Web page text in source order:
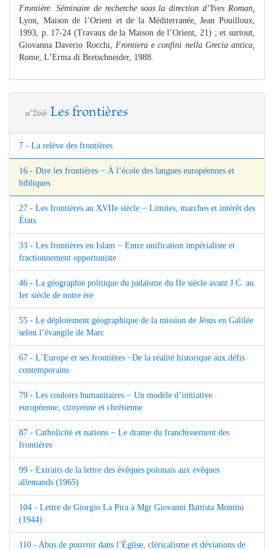
Frontière. Séminaire de recherche sous la direction d’Yves Roman,
Lyon, Maison de l’Orient et de la Méditerranée, Jean Pouilloux,
1993, p. 17-24 (Travaux de la Maison de l’Orient, 21) ; et surtout,
Giovanna Daverio Rocchi, Frontiera e confini nella Grecia antica,
Rome, L’Erma di Bretschneider, 1988.
n°266 Les frontières
7 - La relève des frontières
16 - Dire les frontières − À l’école des langues européennes et
bibliques
27 - Les frontières au XVIIe siècle − Limites, marches et intérêt des
États
33 - Les frontières en Islam − Entre unification impérialiste et
fractionnement opportuniste
46 - La géographie politique du judaïsme du IIe siècle avant J.C. au
Ier siècle de notre ère
55 - Le déploiement géographique de la mission de Jésus en Galilée
selon l’évangile de Marc
67 - L’Europe et ses frontières −De la réalité historique aux défis
contemporains
79 - Les couloirs humanitaires − Un modèle d’initiative
européenne, citoyenne et chrétienne
87 - Catholicité et nations − Le drame du franchissement des
frontières
99 - Extraits de la lettre des évêques polonais aux évêques
allemands (1965)
104 - Lettre de Giorgio La Pira à Mgr Giovanni Battista Montini
(1944)
110 - Abus de pouvoir dans l’Église, cléricalisme et déviations de